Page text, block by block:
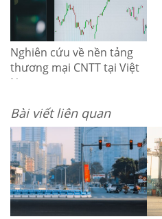
Nghiên cứu về nền tảng
thương mại CNTT tại Việt
Nam
Bài viết liên quan